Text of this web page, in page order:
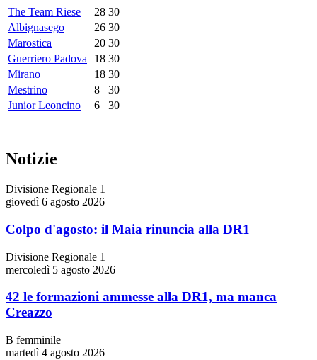
The Team Riese
28 30
Albignasego
26 30
Marostica
20 30
Guerriero Padova
18 30
Mirano
18 30
Mestrino
8
30
Junior Leoncino
6 30
Notizie
Divisione Regionale 1
giovedì 6 agosto 2026
Colpo d'agosto: il Maia rinuncia alla DR1
Divisione Regionale 1
mercoledì 5 agosto 2026
42 le formazioni ammesse alla DR1, ma manca
Creazzo
B femminile
martedì 4 agosto 2026